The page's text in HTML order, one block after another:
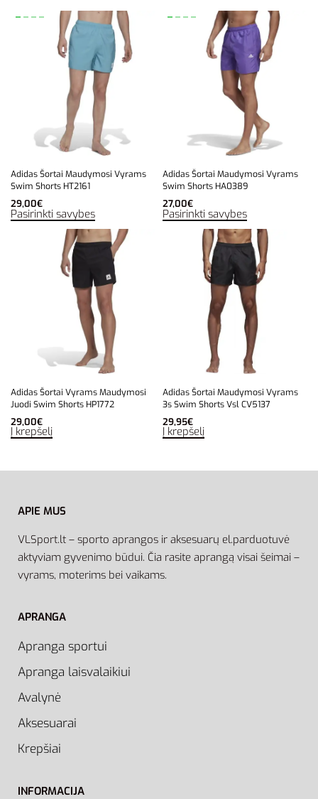
Adidas Šortai Maudymosi Vyrams
Swim Shorts HT2161
29,00€
Pasirinkti savybes
Adidas Šortai Maudymosi Vyrams
Swim Shorts HA0389
27,00€
Pasirinkti savybes
Adidas Šortai Vyrams Maudymosi
Juodi Swim Shorts HP1772
29,00€
Į krepšelį
Adidas Šortai Maudymosi Vyrams
3s Swim Shorts Vsl CV5137
29,95€
Į krepšelį
APIE MUS
VLSport.lt – sporto aprangos ir aksesuarų el.parduotuvė
aktyviam gyvenimo būdui. Čia rasite aprangą visai šeimai –
vyrams, moterims bei vaikams.
APRANGA
Apranga sportui
Apranga laisvalaikiui
Avalynė
Aksesuarai
Krepšiai
INFORMACIJA